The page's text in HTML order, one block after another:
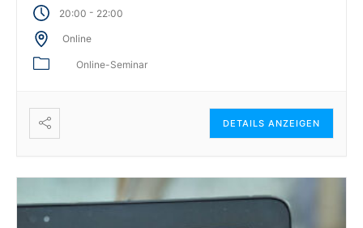
20:00 - 22:00
Online
Online-Seminar
DETAILS ANZEIGEN